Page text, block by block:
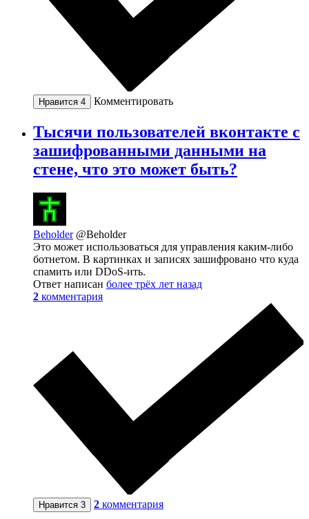
Нравится 4 Комментировать
Тысячи пользователей вконтакте с
зашифрованными данными на
стене, что это может быть?
Beholder @Beholder
Это может использоваться для управления каким-либо
ботнетом. В картинках и записях зашифровано что куда
спамить или DDoS-ить.
Ответ написан более трёх лет назад
2 комментария
Нравится 3 2 комментария